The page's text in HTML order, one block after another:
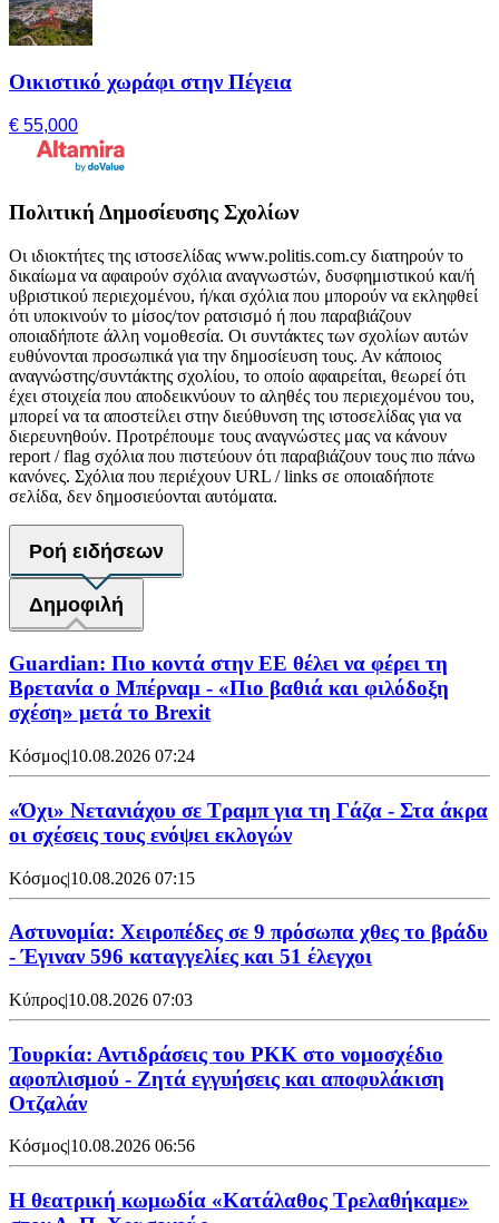
Οικιστικό χωράφι στην Πέγεια
€ 55,000
Πολιτική Δημοσίευσης Σχολίων
Οι ιδιοκτήτες της ιστοσελίδας www.politis.com.cy διατηρούν το
δικαίωμα να αφαιρούν σχόλια αναγνωστών, δυσφημιστικού και/ή
υβριστικού περιεχομένου, ή/και σχόλια που μπορούν να εκληφθεί
ότι υποκινούν το μίσος/τον ρατσισμό ή που παραβιάζουν
οποιαδήποτε άλλη νομοθεσία. Οι συντάκτες των σχολίων αυτών
ευθύνονται προσωπικά για την δημοσίευση τους. Αν κάποιος
αναγνώστης/συντάκτης σχολίου, το οποίο αφαιρείται, θεωρεί ότι
έχει στοιχεία που αποδεικνύουν το αληθές του περιεχομένου του,
μπορεί να τα αποστείλει στην διεύθυνση της ιστοσελίδας για να
διερευνηθούν. Προτρέπουμε τους αναγνώστες μας να κάνουν
report / flag σχόλια που πιστεύουν ότι παραβιάζουν τους πιο πάνω
κανόνες. Σχόλια που περιέχουν URL / links σε οποιαδήποτε
σελίδα, δεν δημοσιεύονται αυτόματα.
Ροή ειδήσεων
Δημοφιλή
Guardian: Πιο κοντά στην ΕΕ θέλει να φέρει τη
Βρετανία ο Μπέρναμ - «Πιο βαθιά και φιλόδοξη
σχέση» μετά το Brexit
Κόσμος|10.08.2026 07:24
«Όχι» Νετανιάχου σε Τραμπ για τη Γάζα - Στα άκρα
οι σχέσεις τους ενόψει εκλογών
Κόσμος|10.08.2026 07:15
Αστυνομία: Χειροπέδες σε 9 πρόσωπα χθες το βράδυ
- Έγιναν 596 καταγγελίες και 51 έλεγχοι
Κύπρος|10.08.2026 07:03
Τουρκία: Αντιδράσεις του PKK στο νομοσχέδιο
αφοπλισμού - Ζητά εγγυήσεις και αποφυλάκιση
Οτζαλάν
Κόσμος|10.08.2026 06:56
Η θεατρική κωμωδία «Κατάλαθος Τρελαθήκαμε»